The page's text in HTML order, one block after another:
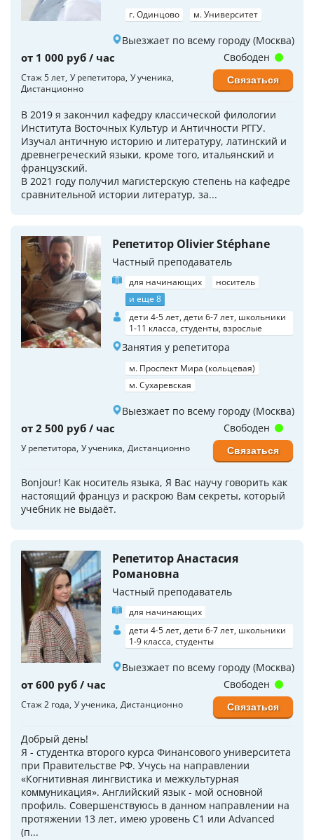
г. Одинцово м. Университет
Выезжает по всему городу (Москва)
от 1 000 руб / час
Стаж 5 лет У репетитора У ученика
Дистанционно
В 2019 я закончил кафедру классической филологии
Института Восточных Культур и Античности РГГУ.
Изучал античную историю и литературу, латинский и
древнегреческий языки, кроме того, итальянский и
французский.
В 2021 году получил магистерскую степень на кафедре
сравнительной истории литератур, за...
Свободен
Связаться
Репетитор Olivier Stéphane
Частный преподаватель
для начинающих
носитель
и еще 8
дети 4-5 лет, дети 6-7 лет, школьники
1-11 класса, студенты, взрослые
Занятия у репетитора
м. Проспект Мира (кольцевая)
м. Сухаревская
Выезжает по всему городу (Москва)
от 2 500 руб / час
У репетитора У ученика Дистанционно
Bonjour! Как носитель языка, Я Вас научу говорить как
настоящий француз и раскрою Вам секреты, который
учебник не выдаёт.
Свободен
Связаться
Репетитор Анастасия
Романовна
Частный преподаватель
для начинающих
дети 4-5 лет, дети 6-7 лет, школьники
1-9 класса, студенты
Выезжает по всему городу (Москва)
от 600 руб / час
Стаж 2 года У ученика Дистанционно
Добрый день!
Я - студентка второго курса Финансового университета
при Правительстве РФ. Учусь на направлении
«Когнитивная лингвистика и межкультурная
коммуникация». Английский язык - мой основной
профиль. Совершенствуюсь в данном направлении на
протяжении 13 лет, имею уровень С1 или Advanced
(п...
Свободен
Связаться